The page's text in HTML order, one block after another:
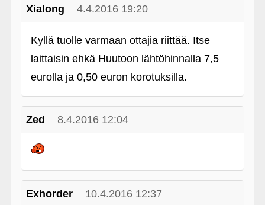
Xialong 4.4.2016 19:20
Kyllä tuolle varmaan ottajia riittää. Itse
laittaisin ehkä Huutoon lähtöhinnalla 7,5
eurolla ja 0,50 euron korotuksilla.
Zed 8.4.2016 12:04
Exhorder 10.4.2016 12:37